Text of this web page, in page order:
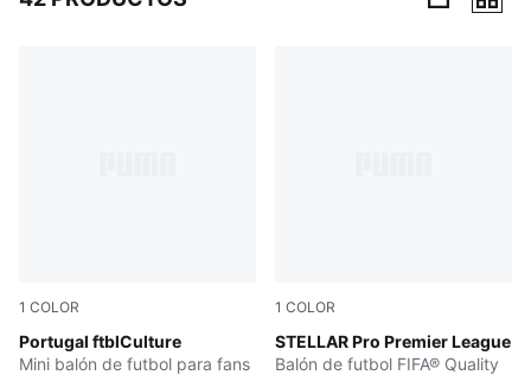
1 COLOR
Portugal ftblCulture
Club Red-Green Lagoon
Mini balón de futbol para fans
1 COLOR
STELLAR Pro Premier League
PUMA White-multicolor
Balón de futbol FIFA® Quality